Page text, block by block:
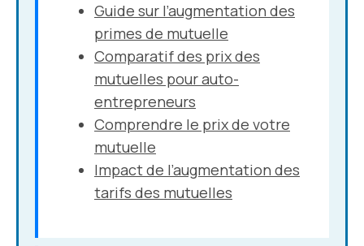
Guide sur l’augmentation des
primes de mutuelle
Comparatif des prix des
mutuelles pour auto-
entrepreneurs
Comprendre le prix de votre
mutuelle
Impact de l’augmentation des
tarifs des mutuelles